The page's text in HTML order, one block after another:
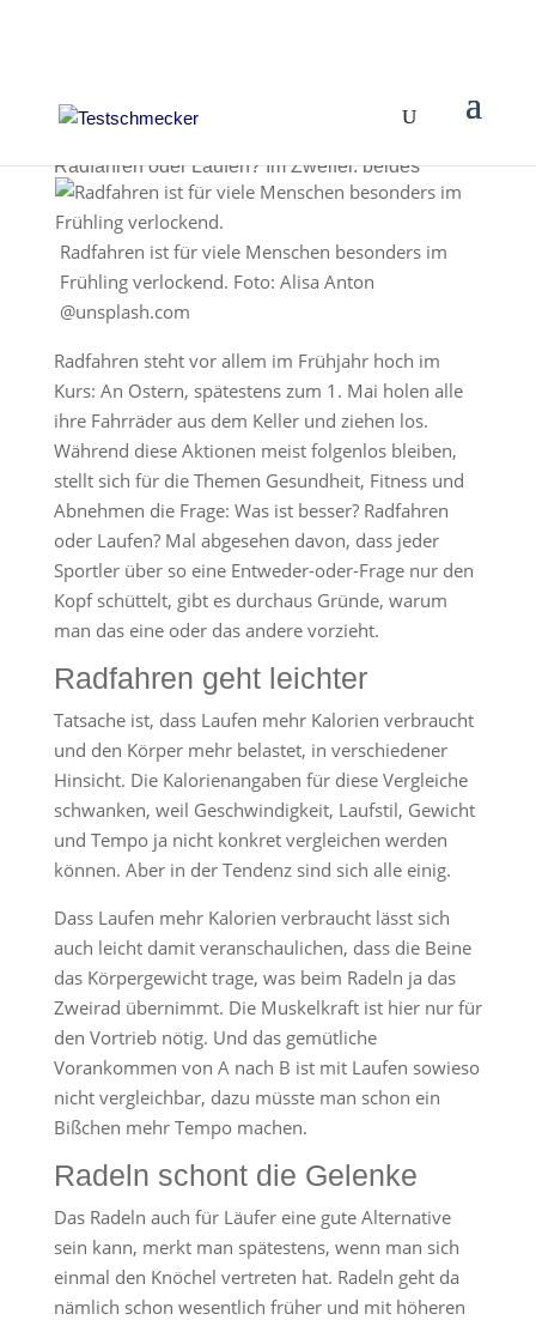
Radfahren oder Laufen? Im Zweifel: beides
Radfahren ist für viele Menschen besonders im
Frühling verlockend. Foto: Alisa Anton
@unsplash.com
Radfahren steht vor allem im Frühjahr hoch im
Kurs: An Ostern, spätestens zum 1. Mai holen alle
ihre Fahrräder aus dem Keller und ziehen los.
Während diese Aktionen meist folgenlos bleiben,
stellt sich für die Themen Gesundheit, Fitness und
Abnehmen die Frage: Was ist besser? Radfahren
oder Laufen? Mal abgesehen davon, dass jeder
Sportler über so eine Entweder-oder-Frage nur den
Kopf schüttelt, gibt es durchaus Gründe, warum
man das eine oder das andere vorzieht.
Radfahren geht leichter
Tatsache ist, dass Laufen mehr Kalorien verbraucht
und den Körper mehr belastet, in verschiedener
Hinsicht. Die Kalorienangaben für diese Vergleiche
schwanken, weil Geschwindigkeit, Laufstil, Gewicht
und Tempo ja nicht konkret vergleichen werden
können. Aber in der Tendenz sind sich alle einig.
Dass Laufen mehr Kalorien verbraucht lässt sich
auch leicht damit veranschaulichen, dass die Beine
das Körpergewicht trage, was beim Radeln ja das
Zweirad übernimmt. Die Muskelkraft ist hier nur für
den Vortrieb nötig. Und das gemütliche
Vorankommen von A nach B ist mit Laufen sowieso
nicht vergleichbar, dazu müsste man schon ein
Bißchen mehr Tempo machen.
Radeln schont die Gelenke
Das Radeln auch für Läufer eine gute Alternative
sein kann, merkt man spätestens, wenn man sich
einmal den Knöchel vertreten hat. Radeln geht da
nämlich schon wesentlich früher und mit höheren